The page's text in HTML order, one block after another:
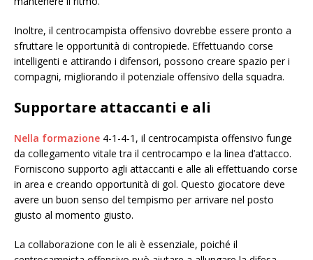
Inoltre, il centrocampista offensivo dovrebbe essere pronto a
sfruttare le opportunità di contropiede. Effettuando corse
intelligenti e attirando i difensori, possono creare spazio per i
compagni, migliorando il potenziale offensivo della squadra.
Supportare attaccanti e ali
Nella formazione 4-1-4-1, il centrocampista offensivo funge
da collegamento vitale tra il centrocampo e la linea d’attacco.
Forniscono supporto agli attaccanti e alle ali effettuando corse
in area e creando opportunità di gol. Questo giocatore deve
avere un buon senso del tempismo per arrivare nel posto
giusto al momento giusto.
La collaborazione con le ali è essenziale, poiché il